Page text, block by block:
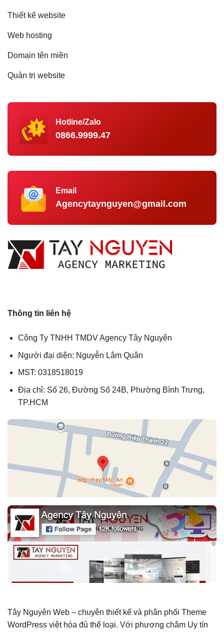
Thiết kế website
Web hosting
Domain tên miền
Quản trị website
Hotline/Zalo
0866.9999.47
Email
Agencytaynguyen@gmail.com
Thông tin liên hệ
Công Ty TNHH TMDV Agency Tây Nguyên
Người đại diện: Nguyễn Lâm Quân
MST: 0318518019
Địa chỉ: Số 26, Đường Số 24B, Phường Bình Trưng,
TP.HCM
Tây Nguyên Web – chuyên thiết kế và phân phối Theme
WordPress việt hóa đủ thể loại. Với phương châm Uy tín